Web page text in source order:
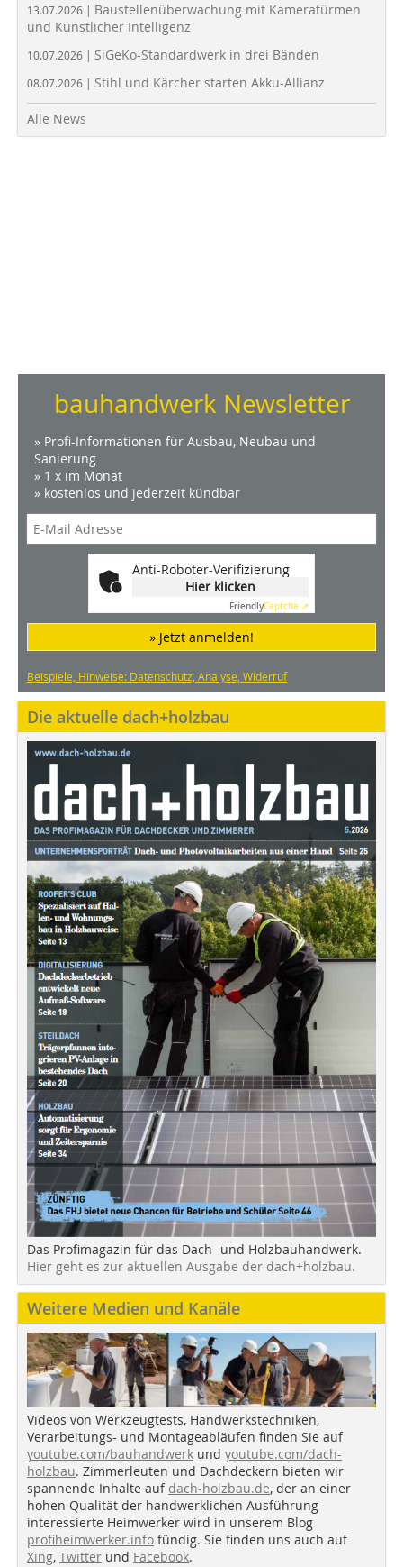
13.07.2026 | Baustellenüberwachung mit Kameratürmen
und Künstlicher Intelligenz
10.07.2026 | SiGeKo-Standardwerk in drei Bänden
08.07.2026 | Stihl und Kärcher starten Akku-Allianz
Alle News
bauhandwerk Newsletter
» Profi-Informationen für Ausbau, Neubau und
Sanierung
» 1 x im Monat
» kostenlos und jederzeit kündbar
Anti-Roboter-Verifizierung
Hier klicken
FriendlyCaptcha ⇗
» Jetzt anmelden!
Beispiele, Hinweise: Datenschutz, Analyse, Widerruf
Die aktuelle dach+holzbau
Das Profimagazin für das Dach- und Holzbauhandwerk.
Hier geht es zur aktuellen Ausgabe der dach+holzbau.
Weitere Medien und Kanäle
Videos von Werkzeugtests, Handwerkstechniken,
Verarbeitungs- und Montageabläufen finden Sie auf
youtube.com/bauhandwerk und youtube.com/dach-
holzbau. Zimmerleuten und Dachdeckern bieten wir
spannende Inhalte auf dach-holzbau.de, der an einer
hohen Qualität der handwerklichen Ausführung
interessierte Heimwerker wird in unserem Blog
profiheimwerker.info fündig. Sie finden uns auch auf
Xing, Twitter und Facebook.